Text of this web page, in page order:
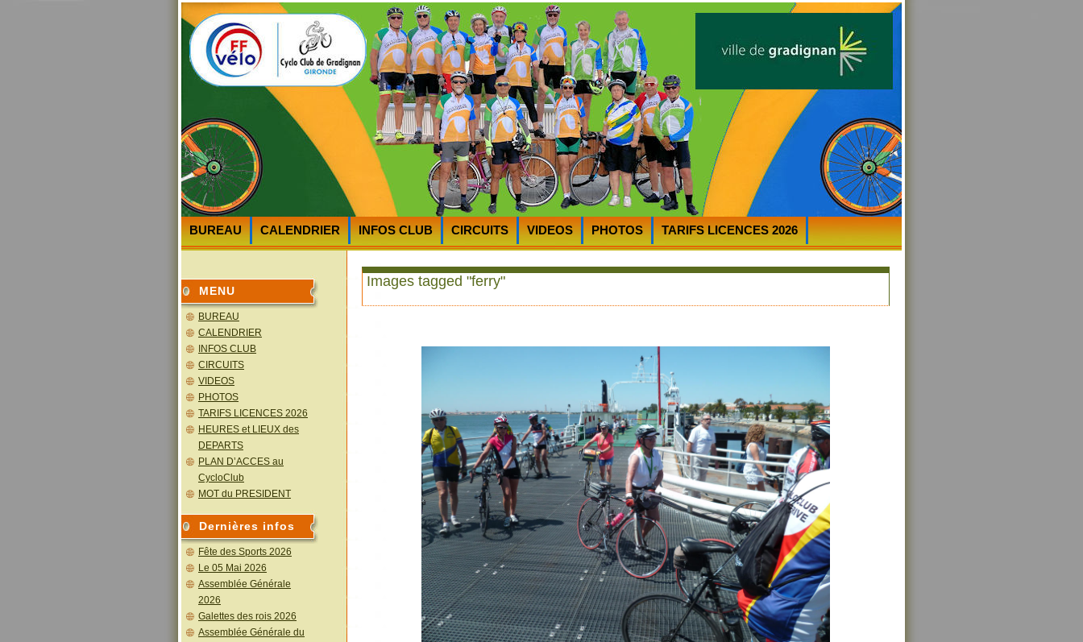
BUREAU CALENDRIER INFOS CLUB CIRCUITS VIDEOS PHOTOS
TARIFS LICENCES 2026
MENU
BUREAU
CALENDRIER
INFOS CLUB
CIRCUITS
VIDEOS
PHOTOS
TARIFS LICENCES 2026
HEURES et LIEUX des
DEPARTS
PLAN D’ACCES au
CycloClub
MOT du PRESIDENT
Dernières infos
Fête des Sports 2026
Le 05 Mai 2026
Assemblée Générale
2026
Galettes des rois 2026
Assemblée Générale du
Images tagged "ferry"